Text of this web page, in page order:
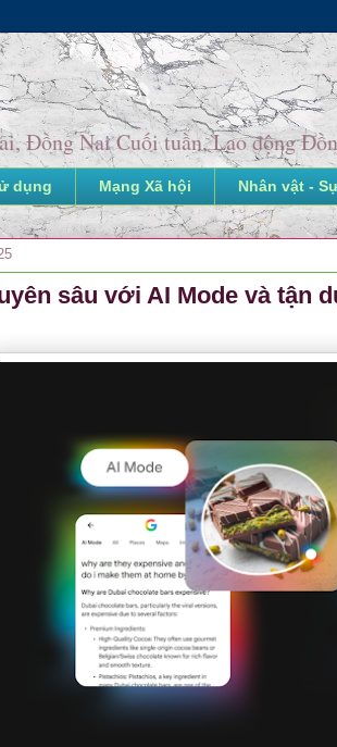
Đồng Nai Cuối tuần, Lao động
dụng Mạng Xã hội Nhân vật -
sâu với AI Mode và tận